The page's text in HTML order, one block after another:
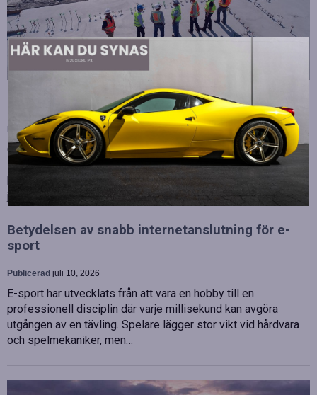
Strategiska tillskott till OHLA Sveriges ledning
Publiceradjuli 10, 2026
OHLA Sverige stärker sin ledningsgrupp genom att anställa
Malin Bergman som HR-chef och María Vazquez som
biträdande ekonomichef. Båda började sina nya tjänster den 1
juni 2026 och kommer att…
Betydelsen av snabb internetanslutning för e-
sport
Publicerad juli 10, 2026
E-sport har utvecklats från att vara en hobby till en
professionell disciplin där varje millisekund kan avgöra
utgången av en tävling. Spelare lägger stor vikt vid hårdvara
och spelmekaniker, men…